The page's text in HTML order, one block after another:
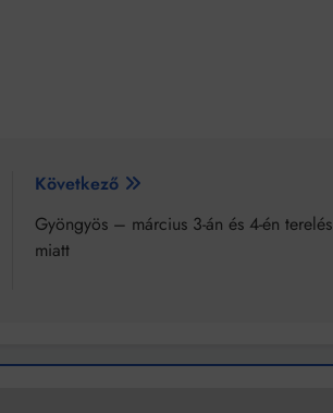
Következő
Gyöngyös – március 3-án és 4-én
miatt